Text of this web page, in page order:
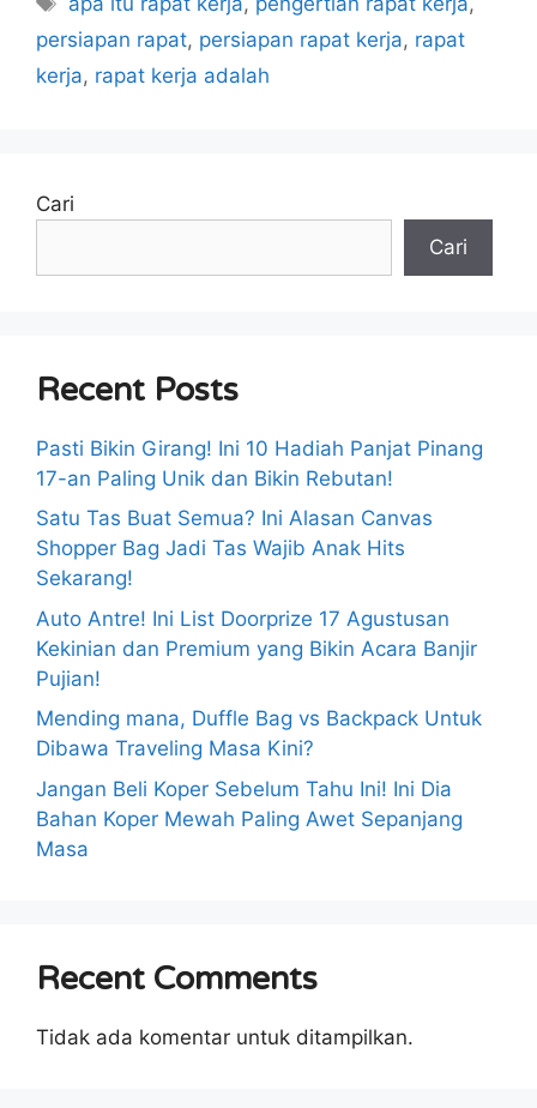
persiapan rapat, persiapan rapat kerja, rapat
kerja, rapat kerja adalah
Cari
Cari
Recent Posts
Pasti Bikin Girang! Ini 10 Hadiah Panjat Pinang
17-an Paling Unik dan Bikin Rebutan!
Satu Tas Buat Semua? Ini Alasan Canvas
Shopper Bag Jadi Tas Wajib Anak Hits
Sekarang!
Auto Antre! Ini List Doorprize 17 Agustusan
Kekinian dan Premium yang Bikin Acara Banjir
Pujian!
Mending mana, Duffle Bag vs Backpack Untuk
Dibawa Traveling Masa Kini?
Jangan Beli Koper Sebelum Tahu Ini! Ini Dia
Bahan Koper Mewah Paling Awet Sepanjang
Masa
Recent Comments
Tidak ada komentar untuk ditampilkan.